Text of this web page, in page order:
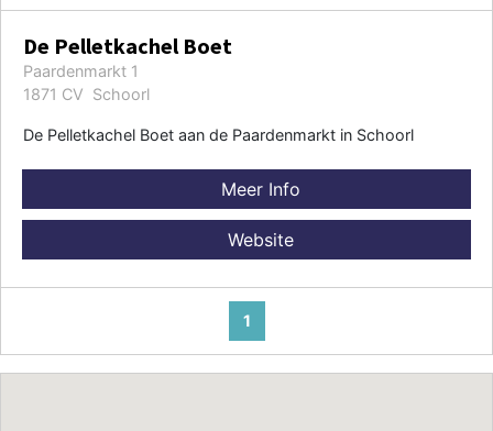
De Pelletkachel Boet
Paardenmarkt 1
1871 CV Schoorl
De Pelletkachel Boet aan de Paardenmarkt in Schoorl
Meer Info
Website
1